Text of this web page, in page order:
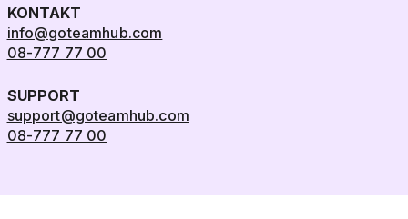
KONTAKT
info@goteamhub.com
08-777 77 00
SUPPORT
support@goteamhub.com
08-777 77 00